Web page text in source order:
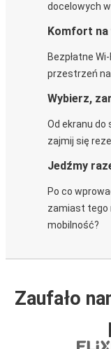
docelowych
Komfort na
Bezpłatne
przestrzeń
Wybierz,
Od ekranu do
zajmij się
Jedźmy
Po co
zamiast tego
mobilność?
Zaufało